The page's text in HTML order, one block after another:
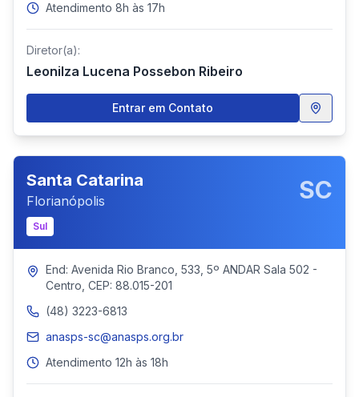
Atendimento 8h às 17h
Diretor(a):
Leonilza Lucena Possebon Ribeiro
Entrar em Contato
Santa Catarina
Florianópolis SC
Sul
End: Avenida Rio Branco, 533, 5º ANDAR Sala 502 -
Centro, CEP: 88.015-201
(48) 3223-6813
anasps-sc@anasps.org.br
Atendimento 12h às 18h